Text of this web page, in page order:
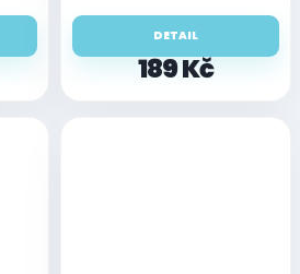
189 Kč
DETAIL